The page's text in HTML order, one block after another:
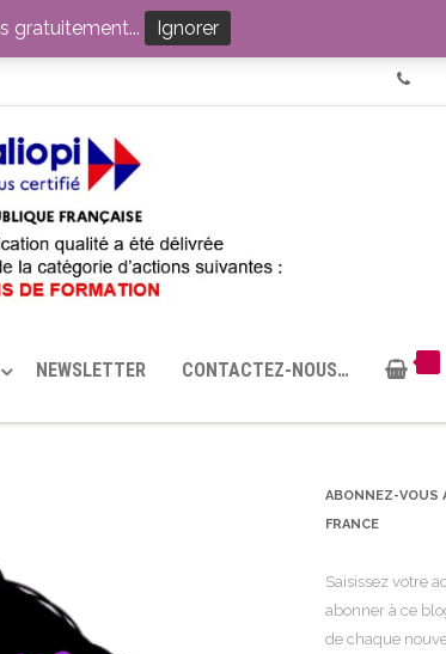
OUTILS EN SANTÉ SEXUELLE
NEWSLETTER CONTACTEZ-NOUS…
ABONNEZ-VOUS
FRANCE
Saisissez votre
abonner à ce
de chaque
gratuitement... Ignorer